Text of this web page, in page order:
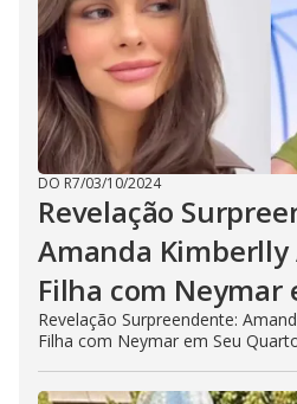
DO R7/03/10/2024
Revelação
Amanda Kimberlly
Filha com Neymar
Revelação Surpreendente:
Filha com Neymar em Seu